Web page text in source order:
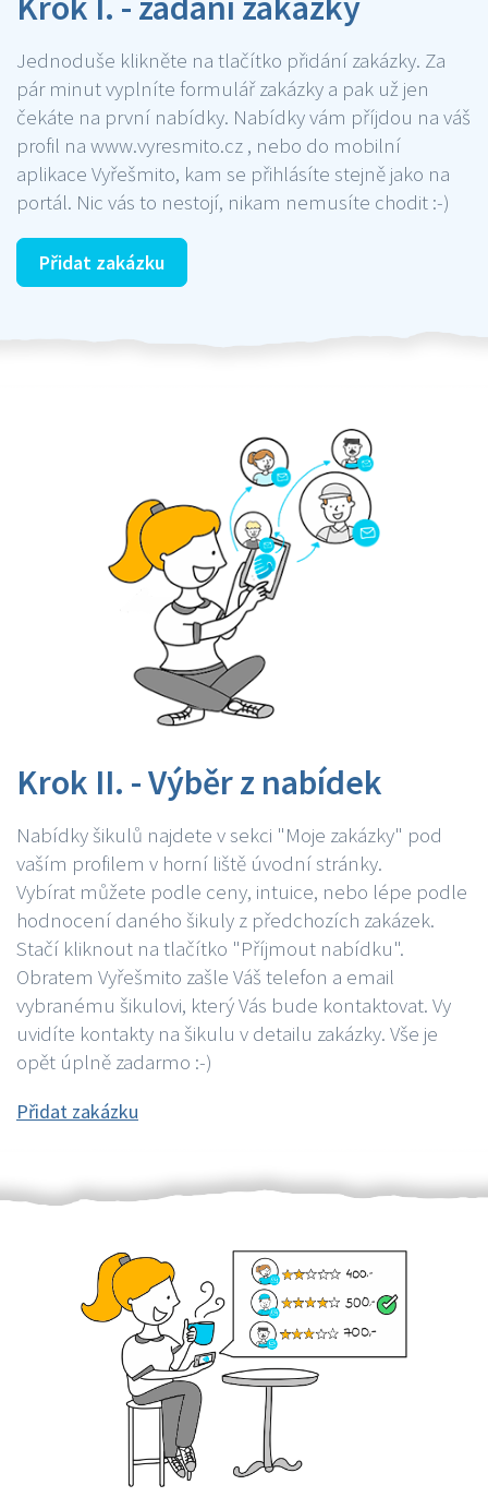
Jednoduše klikněte na tlačítko přidání zakázky. Za
pár minut vyplníte formulář zakázky a pak už jen
čekáte na první nabídky. Nabídky vám příjdou na váš
profil na www.vyresmito.cz , nebo do mobilní
aplikace Vyřešmito, kam se přihlásíte stejně jako na
portál. Nic vás to nestojí, nikam nemusíte chodit :-)
Přidat zakázku
Krok II. - Výběr z nabídek
Nabídky šikulů najdete v sekci "Moje zakázky" pod
vaším profilem v horní liště úvodní stránky.
Vybírat můžete podle ceny, intuice, nebo lépe podle
hodnocení daného šikuly z předchozích zakázek.
Stačí kliknout na tlačítko "Příjmout nabídku".
Obratem Vyřešmito zašle Váš telefon a email
vybranému šikulovi, který Vás bude kontaktovat. Vy
uvidíte kontakty na šikulu v detailu zakázky. Vše je
opět úplně zadarmo :-)
Přidat zakázku